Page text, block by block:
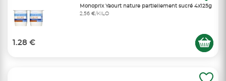
Monoprix Yaourt nature partiellement sucré 4x125g
2,56 €/KILO
1.28 €